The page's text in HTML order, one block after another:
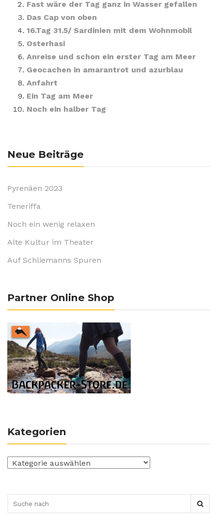
Fast wäre der Tag ganz in Wasser gefallen
Das Cap von oben
16.Tag 31.5/ Sardinien mit dem Wohnmobil
Osterhasi
Anreise und schon ein erster Tag am Meer
Geocachen in amarantrot und azurblau
Anfahrt
Ein Tag am Meer
Noch ein halber Tag
Neue Beiträge
Pyrenäen 2023
Teneriffa
Noch ein wenig relaxen
Alte Kultur im Theater
Auf Schliemanns Spuren
Partner Online Shop
Kategorien
Kategorien